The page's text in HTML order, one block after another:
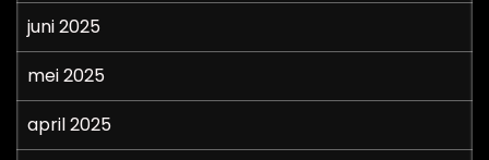
juni 2025
mei 2025
april 2025